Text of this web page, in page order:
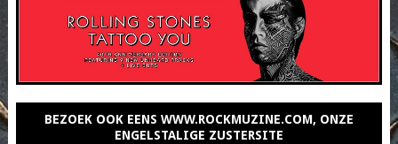
BEZOEK OOK EENS WWW.ROCKMUZINE.COM, ONZE
ENGELSTALIGE ZUSTERSITE